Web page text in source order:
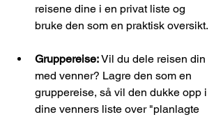
reisene dine i en privat liste og
bruke den som en praktisk oversikt.
Gruppereise: Vil du dele reisen din
med venner? Lagre den som en
gruppereise, så vil den dukke opp i
dine venners liste over "planlagte